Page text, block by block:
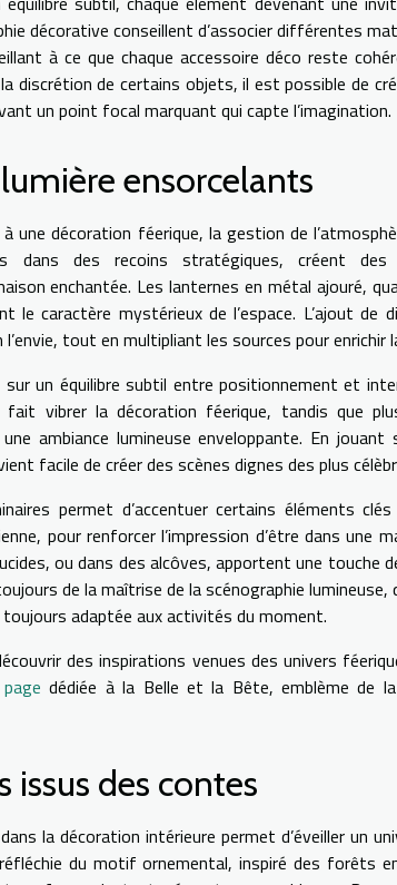
décorative conseillent d’associer différentes
à ce que chaque accessoire déco reste
discrétion de certains objets, il est possible de
un point focal marquant qui capte l’imagination.
ensorcelants
une décoration féerique, la gestion de
dans des recoins stratégiques, créent
enchantée. Les lanternes en métal ajouré,
le caractère mystérieux de l’espace. L’ajout
tout en multipliant les sources pour enrichir
un équilibre subtil entre positionnement et
vibrer la décoration féerique, tandis que
ambiance lumineuse enveloppante. En
facile de créer des scènes dignes des plus
permet d’accentuer certains éléments
pour renforcer l’impression d’être dans une
ou dans des alcôves, apportent une touche
de la maîtrise de la scénographie
toujours adaptée aux activités du moment.
des inspirations venues des univers
dédiée à la Belle et la Bête, emblème de
des contes
la décoration intérieure permet d’éveiller un
du motif ornemental, inspiré des forêts